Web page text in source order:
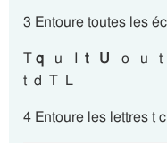
3 Entoure toutes les
Tq u I t U o u t
t d T L
4 Entoure les lettres t